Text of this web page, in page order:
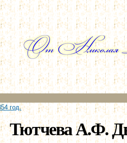
Перейти к
основному
содержанию
год.
Тютчева А.Ф.